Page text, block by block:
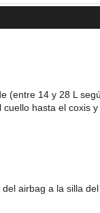
(entre 14 y 28 L
hasta el coxis
airbag a la silla